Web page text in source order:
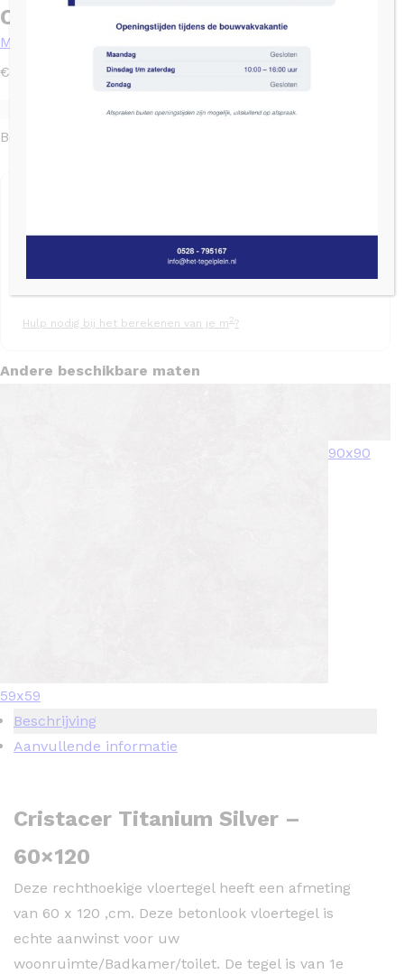
Cristacer Titanium Silver – 60×120
Marmer / Natuursteen
€
Levertijd: 2 tot 4 wekenSKU: 101247
Beschikbaar via nabestelling
Hulp nodig bij het berekenen van je m2?
Andere beschikbare maten
59x59
90x90
Beschrijving
Aanvullende informatie
Cristacer Titanium Silver –
60×120
Deze rechthoekige vloertegel heeft een afmeting
van 60 x 120 ,cm. Deze betonlook vloertegel is
echte aanwinst voor uw
woonruimte/Badkamer/toilet. De tegel is van 1e